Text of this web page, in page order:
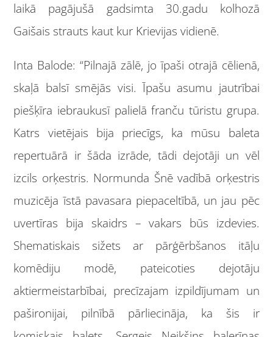
laikā pagājušā gadsimta 30.gadu kolhozā
Gaišais strauts kaut kur Krievijas vidienē.
Inta Balode: “Pilnajā zālē, jo īpaši otrajā cēlienā,
skaļā balsī smējās visi. Īpašu asumu jautrībai
piešķīra iebraukusī palielā franču tūristu grupa.
Katrs vietējais bija priecīgs, ka mūsu baleta
repertuārā ir šāda izrāde, tādi dejotāji un vēl
izcils orķestris. Normunda Šnē vadībā orķestris
muzicēja īstā pavasara piepaceltībā, un jau pēc
uvertīras bija skaidrs – vakars būs izdevies.
Shematiskais sižets ar pārģērbšanos itāļu
komēdiju modē, pateicoties dejotāju
aktiermeistarbībai, precīzajam izpildījumam un
pašironijai, pilnībā pārliecināja, ka šis ir